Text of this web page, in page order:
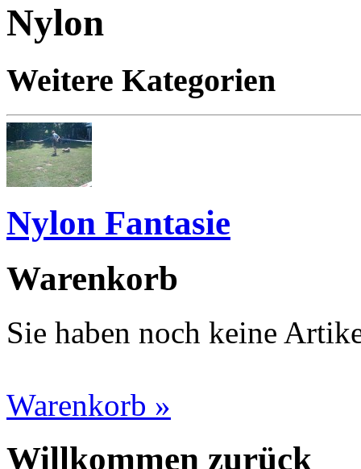
Nylon
Weitere Kategorien
Nylon Fantasie
Warenkorb
Sie haben noch keine
Warenkorb »
Willkommen zurück